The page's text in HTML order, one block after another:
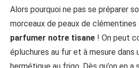
Alors pourquoi ne pas se préparer
morceaux de peaux de clémentines
parfumer notre tisane ! On peut
épluchures au fur et à mesure dans